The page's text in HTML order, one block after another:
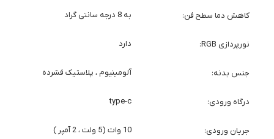
کاهش دما سطح فن به 8 درجه سانتی گراد
نورپردازی RGB دارد
جنس بدنه آلومینیوم ، پلاستیک فشرده
درگاه ورودی type-c
جریان ورودی 10 وات (5 ولت ، 2 آمپر )